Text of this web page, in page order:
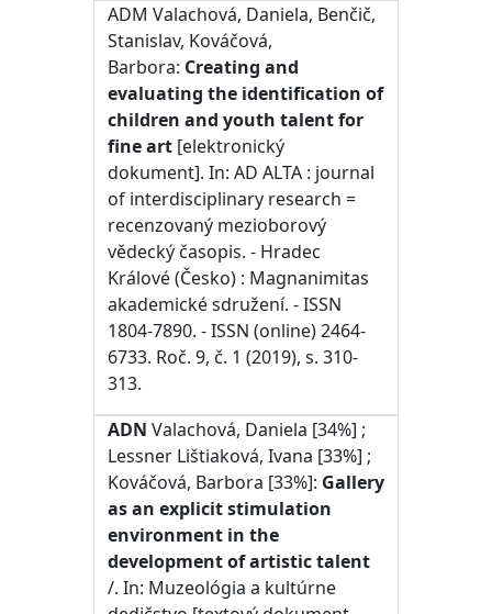
ADM Valachová, Daniela, Benčič,
Stanislav, Kováčová,
Barbora: Creating and
evaluating the identification of
children and youth talent for
fine art[elektronický
dokument]. In: AD ALTA : journal
of interdisciplinary research =
recenzovaný mezioborový
vědecký časopis. - Hradec
Králové (Česko) : Magnanimitas
akademické sdružení. - ISSN
1804-7890. - ISSN (online) 2464-
6733. Roč. 9, č. 1 (2019), s. 310-
313.
ADN Valachová, Daniela [34%] ;
Lessner Lištiaková, Ivana [33%] ;
Kováčová, Barbora [33%]: Gallery
as an explicit stimulation
environment in the
development of artistic talent
/. In: Muzeológia a kultúrne